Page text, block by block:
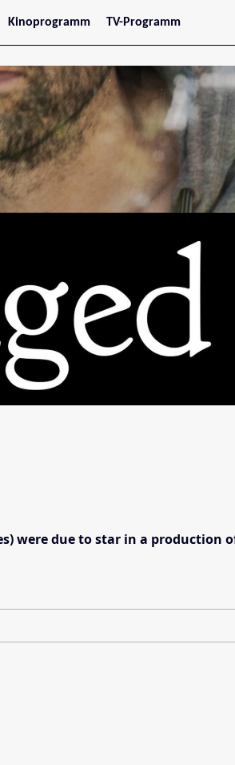
Kinoprogramm
Jetzt im Kino
Wien
Niederösterreich
Oberösterreich
Steiermark
Burgenland
Kärnten
Salzburg
Tirol
Vorarlberg
TV-Programm
were due to star in a